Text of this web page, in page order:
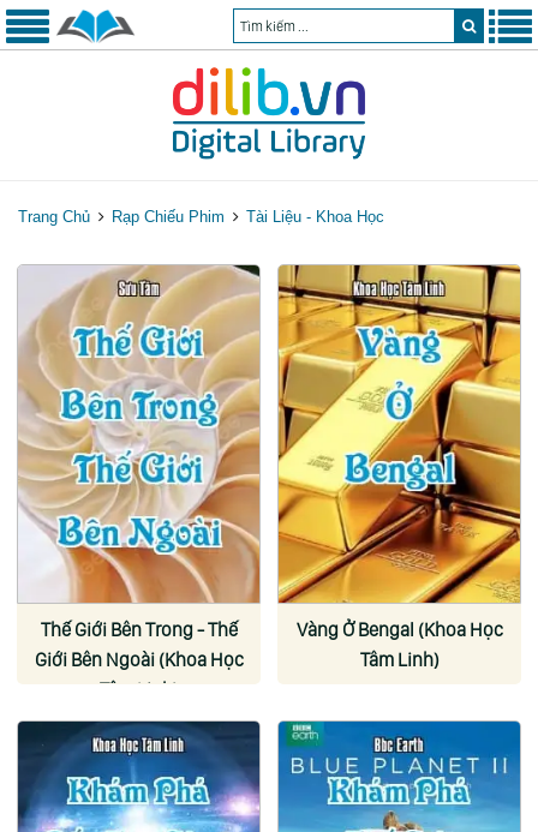
Trang Chủ Rạp Chiếu Phim Tài Liệu - Khoa Học
Thế Giới Bên Trong - Thế
Giới Bên Ngoài (Khoa Học
Tâm Linh)
Vàng Ở Bengal (Khoa Học
Tâm Linh)